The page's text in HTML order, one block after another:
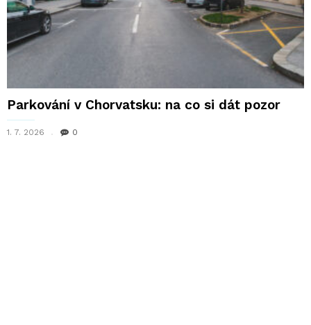
Parkování v Chorvatsku: na co si dát pozor
1. 7. 2026 0